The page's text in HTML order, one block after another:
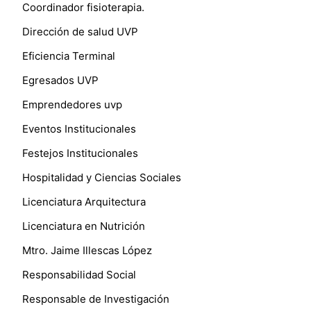
Coordinador fisioterapia.
Dirección de salud UVP
Eficiencia Terminal
Egresados UVP
Emprendedores uvp
Eventos Institucionales
Festejos Institucionales
Hospitalidad y Ciencias Sociales
Licenciatura Arquitectura
Licenciatura en Nutrición
Mtro. Jaime Illescas López
Responsabilidad Social
Responsable de Investigación